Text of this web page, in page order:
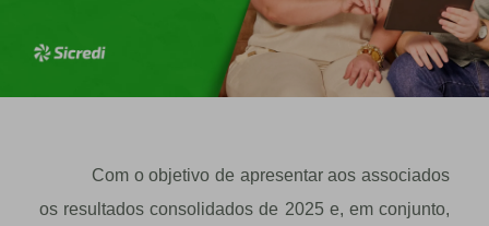
Com o objetivo de apresentar aos associados
os resultados consolidados de 2025 e, em conjunto,